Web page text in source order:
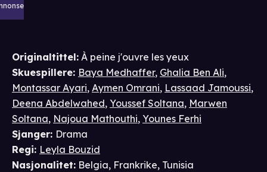
Originaltittel: À peine j'ouvre les yeux
Skuespillere: Baya Medhaffer, Ghalia Ben Ali,
Montassar Ayari, Aymen Omrani, Lassaad Jamoussi,
Deena Abdelwahed, Youssef Soltana, Marwen
Soltana, Najoua Mathouthi, Younes Ferhi
Sjanger: Drama
Regi: Leyla Bouzid
Nasjonalitet: Belgia, Frankrike, Tunisia